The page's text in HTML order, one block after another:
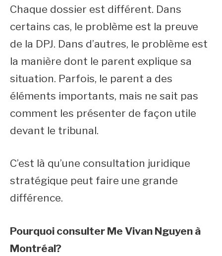
Chaque dossier est différent. Dans
certains cas, le problème est la preuve
de la DPJ. Dans d’autres, le problème est
la manière dont le parent explique sa
situation. Parfois, le parent a des
éléments importants, mais ne sait pas
comment les présenter de façon utile
devant le tribunal.
C’est là qu’une consultation juridique
stratégique peut faire une grande
différence.
Pourquoi consulter Me Vivan Nguyen à
Montréal?